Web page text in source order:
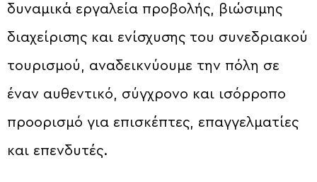
δυναμικά εργαλεία προβολής, βιώσιμης
διαχείρισης και ενίσχυσης του συνεδριακού
τουρισμού, αναδεικνύουμε την πόλη σε
έναν αυθεντικό, σύγχρονο και ισόρροπο
προορισμό για επισκέπτες, επαγγελματίες
και επενδυτές.